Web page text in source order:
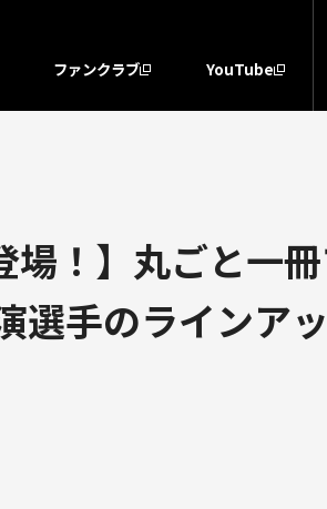
ファンクラブ YouTube
場！】丸ごと一
選手のラインア